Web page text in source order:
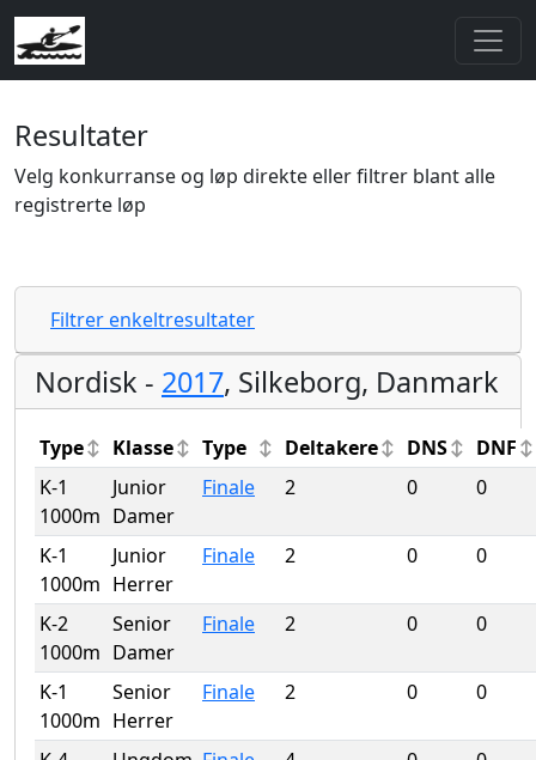
Resultater
Velg konkurranse og løp direkte eller filtrer blant alle
registrerte løp
Filtrer enkeltresultater
Nordisk - 2017, Silkeborg, Danmark
Type Klasse Type Deltakere DNS
DNF
K-1
1000m
Junior
Damer
Finale 2 0 0
K-1
1000m
Junior
Herrer
Finale 2 0 0
K-2
1000m
Senior
Damer
Finale 2 0 0
K-1
1000m
Senior
Herrer
Finale 2 0 0